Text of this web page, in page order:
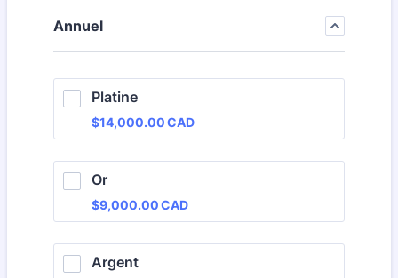
Annuel
Platine
$14,000.00 CAD
$14,000.00CAD
Or
$9,000.00 CAD
$9,000.00CAD
Argent